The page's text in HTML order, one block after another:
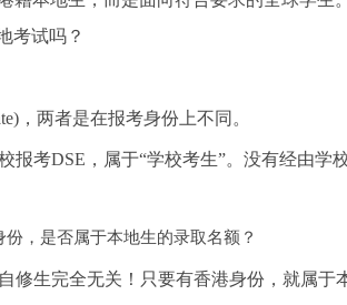
考试吗？
，两者是在报考身份上不同。
报考DSE，属于“学校考生”。没有经由学
，是否属于本地生的录取名额？
生完全无关！只要有香港身份，就属于